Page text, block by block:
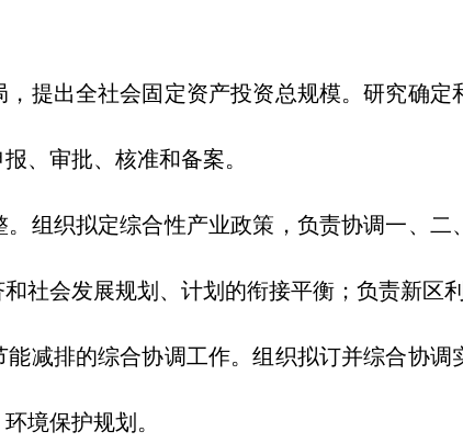
出全社会固定资产投资总规模。研究确定
、审批、核准和备案。
织拟定综合性产业政策，负责协调一、二
社会发展规划、计划的衔接平衡；负责新区利
排的综合协调工作。组织拟订并综合协调
境保护规划。